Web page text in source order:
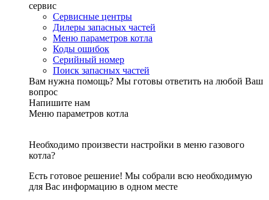
сервис
Сервисные центры
Дилеры запасных частей
Меню параметров котла
Коды ошибок
Серийный номер
Поиск запасных частей
Вам нужна помощь? Мы готовы ответить на любой Ваш
вопрос
Напишите нам
Меню параметров котла
Необходимо произвести настройки в меню газового
котла?
Есть готовое решение! Мы собрали всю необходимую
для Вас информацию в одном месте